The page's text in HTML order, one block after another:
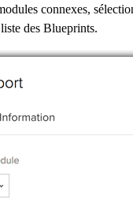
connexes,
des Blueprints.